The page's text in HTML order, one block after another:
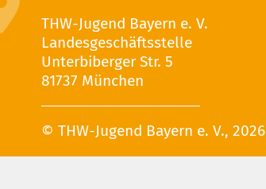
THW-Jugend Bayern e. V.
Landesgeschäftsstelle
Unterbiberger Str. 5
81737 München
© THW-Jugend Bayern e. V., 2026